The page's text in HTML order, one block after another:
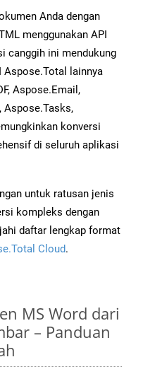
Anda dengan
menggunakan API
canggih ini mendukung
Aspose.Total lainnya
Aspose.Email,
Aspose.Tasks,
konversi
di seluruh aplikasi
untuk ratusan jenis
kompleks dengan
daftar lengkap format
Cloud.
MS Word dari
– Panduan